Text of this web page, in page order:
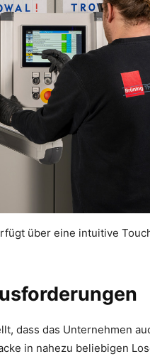
über eine intuitive
dass das Unternehmen
in nahezu beliebigen